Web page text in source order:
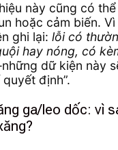
này cũng có
hoặc cảm biến.
ghi lại: lỗi có
hay nóng, có
dữ kiện này
định”.
ga/leo dốc: vì